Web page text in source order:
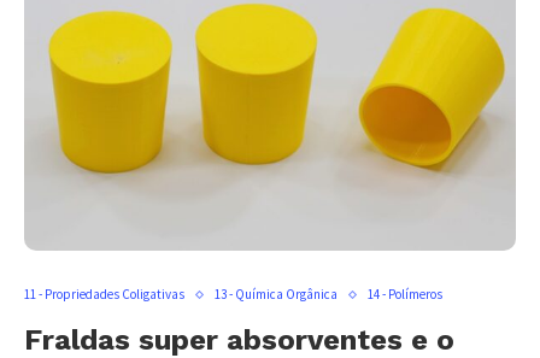
11 - Propriedades Coligativas 13 - Química Orgânica 14 - Polímeros
Fraldas super absorventes e o